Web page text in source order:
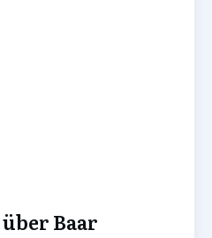
Baar